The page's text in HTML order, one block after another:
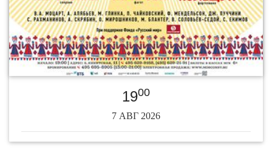
1900
7 АВГ 2026